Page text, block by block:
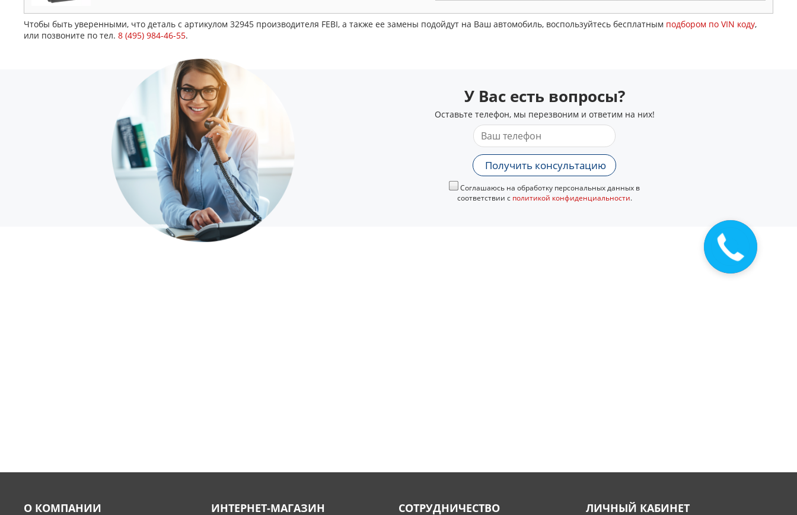
Чтобы быть уверенными, что деталь с артикулом 32945 производителя FEBI, а также ее замены подойдут на Ваш автомобиль, воспользуйтесь бесплатным подбором по VIN коду,
или позвоните по тел. 8 (495) 984-46-55.
У Вас есть вопросы?
Оставьте телефон, мы перезвоним и ответим на них!
Получить консультацию
Соглашаюсь на обработку персональных данных в
соответствии с политикой конфиденциальности.
О КОМПАНИИ ИНТЕРНЕТ-МАГАЗИН СОТРУДНИЧЕСТВО ЛИЧНЫЙ КАБИНЕТ
Закажите
звонок